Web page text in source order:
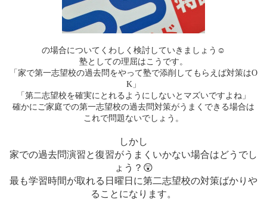
の場合についてくわしく検討していきましょう ☺
塾としての理屈はこうです。
「家で第一志望校の過去問をやって塾で添削してもらえば対策はO
K 」
「第二志望校を確実にとれるようにしないとマズいですよね」
確かにご家庭での第一志望校の過去問対策がうまくできる場合は
これで問題ないでしょう。
しかし
家での過去問演習と復習がうまくいかない場合はどうでし
ょう？ 😲
最も学習時間が取れる日曜日に第二志望校の対策ばかりや
ることになります。